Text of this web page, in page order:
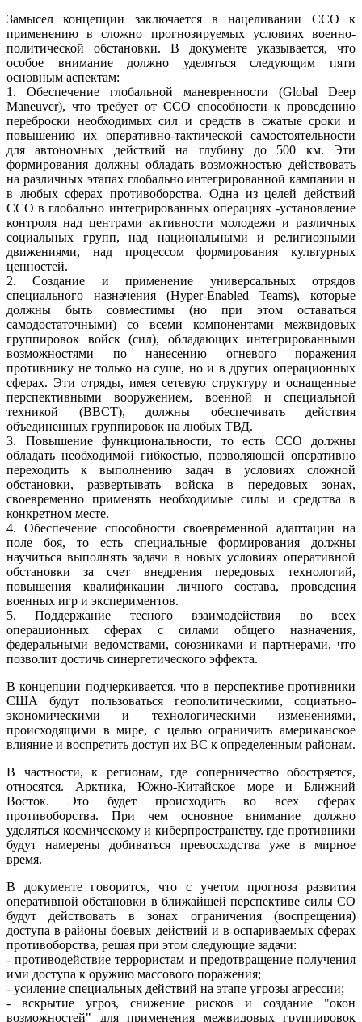
Замысел концепции заключается в нацеливании ССО к
применению в сложно прогнозируемых условиях военно-
политической обстановки. В документе указывается, что
особое внимание должно уделяться следующим пяти
основным аспектам:
1. Обеспечение глобальной маневренности (Global Deep
Maneuver), что требует от ССО способности к проведению
переброски необходимых сил и средств в сжатые сроки и
повышению их оперативно-тактической самостоятельности
для автономных действий на глубину до 500 км. Эти
формирования должны обладать возможностью действовать
на различных этапах глобально интегрированной кампании и
в любых сферах противоборства. Одна из целей действий
ССО в глобально интегрированных операциях -установление
контроля над центрами активности молодежи и различных
социальных групп, над национальными и религиозными
движениями, над процессом формирования культурных
ценностей.
2. Создание и применение универсальных отрядов
специального назначения (Hyper-Enabled Teams), которые
должны быть совместимы (но при этом оставаться
самодостаточными) со всеми компонентами межвидовых
группировок войск (сил), обладающих интегрированными
возможностями по нанесению огневого поражения
противнику не только на суше, но и в других операционных
сферах. Эти отряды, имея сетевую структуру и оснащенные
перспективными вооружением, военной и специальной
техникой (ВВСТ), должны обеспечивать действия
объединенных группировок на любых ТВД.
3. Повышение функциональности, то есть ССО должны
обладать необходимой гибкостью, позволяющей оперативно
переходить к выполнению задач в условиях сложной
обстановки, развертывать войска в передовых зонах,
своевременно применять необходимые силы и средства в
конкретном месте.
4. Обеспечение способности своевременной адаптации на
поле боя, то есть специальные формирования должны
научиться выполнять задачи в новых условиях оперативной
обстановки за счет внедрения передовых технологий,
повышения квалификации личного состава, проведения
военных игр и экспериментов.
5. Поддержание тесного взаимодействия во всех
операционных сферах с силами общего назначения,
федеральными ведомствами, союзниками и партнерами, что
позволит достичь синергетического эффекта.
В концепции подчеркивается, что в перспективе противники
США будут пользоваться геополитическими, социатьно-
экономическими и технологическими изменениями,
происходящими в мире, с целью ограничить американское
влияние и воспретить доступ их ВС к определенным районам.
В частности, к регионам, где соперничество обостряется,
относятся. Арктика, Южно-Китайское море и Ближний
Восток. Это будет происходить во всех сферах
противоборства. При чем основное внимание должно
уделяться космическому и киберпространству. где противники
будут намерены добиваться превосходства уже в мирное
время.
В документе говорится, что с учетом прогноза развития
оперативной обстановки в ближайшей перспективе силы СО
будут действовать в зонах ограничения (воспрещения)
доступа в районы боевых действий и в оспариваемых сферах
противоборства, решая при этом следующие задачи:
- противодействие террористам и предотвращение получения
ими доступа к оружию массового поражения;
- усиление специальных действий на этапе угрозы агрессии;
- вскрытие угроз, снижение рисков и создание "окон
возможностей" для применения межвидовых группировок